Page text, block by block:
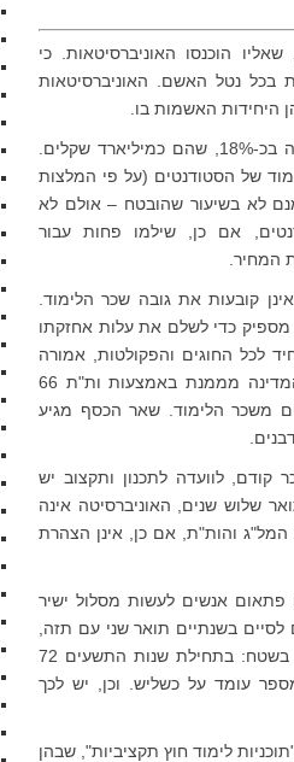
הוכנסו האוניברסיטאות. כי
בכל נטל האשם. האוניברסיטאות
היחידות האשמות בו.
משנת 2000 ועד 2004 קוצץ תקציב ההשכלה הגבוהה בכ-18%, שהם כמיליארד שקלים.
של הסטודנטים (על פי המלצות
לא בשיעור שהובטח – אולם לא
אם כן, שילמו פחות עבור
המחיר.
קובעות את גובה שכר הלימוד.
מספיק כדי לשלם את עלות אחזקתו
לכל החוגים והפקולטות, אמורה
להביא את יתרת הסכום לאוניברסיטאות. למעשה, המדינה מממנת באמצעות ות"ת 66
ו-21 אחוזים מגיעים משכר הלימוד. שאר הכסף מגיע
קודם, לוועדה לתכנון ותקצוב יש
שלוש שנים, האוניברסיטה אינה
והות"ת, אם כן, אינן הצהרת
פתאום אנשים לעשות מסלול ישיר
לסיים בשנתיים תואר שני עם תזה,
ורוב האנשים הללו אינם עובדים. התוצאה נראית גם בשטח: בתחילת שנות התשעים 72
עומד על כשליש. וכן, יש לכך
לימוד חוץ תקציביות", שבהן